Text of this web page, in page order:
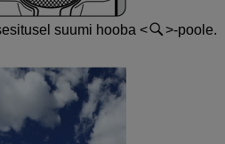
suumi hooba -poole.